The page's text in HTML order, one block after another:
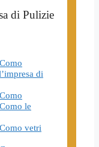
di Pulizie
di
le
vetri